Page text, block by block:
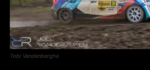
Tobi Vandenberghe